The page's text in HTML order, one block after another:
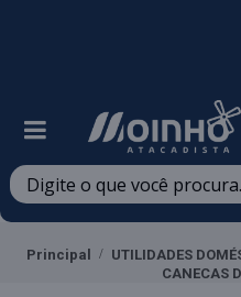
Principal UTILIDADES
CANECAS